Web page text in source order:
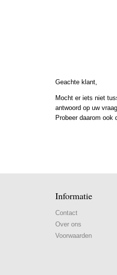
Geachte klant,
Mocht er iets niet
antwoord op uw
Probeer daarom ook
Informatie
Contact
Over ons
Voorwaarden